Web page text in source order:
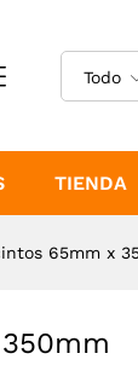
Todo
TIENDA
65mm x